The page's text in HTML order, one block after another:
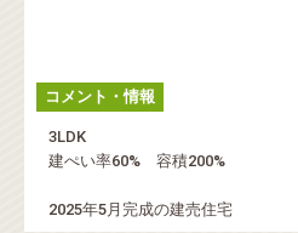
コメント・情報
3LDK
建ぺい率60% 容積200%
2025年5月完成の建売住宅